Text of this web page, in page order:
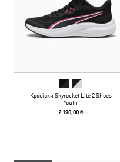
Кросівки Skyrocket Lite 2 Shoes
Youth
2 190,00 ₴